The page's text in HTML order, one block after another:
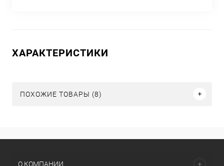
ХАРАКТЕРИСТИКИ
ПОХОЖИЕ ТОВАРЫ (8)
О КОМПАНИИ